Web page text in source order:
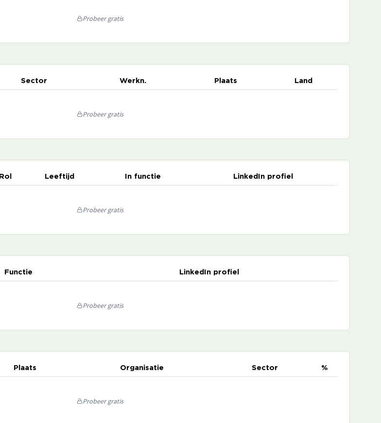
Probeer gratis
Sector Werkn. Plaats Land
Probeer gratis
Rol Leeftijd In functie LinkedIn profiel
Probeer gratis
Functie LinkedIn profiel
Probeer gratis
Plaats Organisatie Sector %
Probeer gratis